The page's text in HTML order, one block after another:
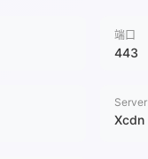
端口
443
Server
Xcdn